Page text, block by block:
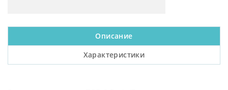
Описание
Характеристики